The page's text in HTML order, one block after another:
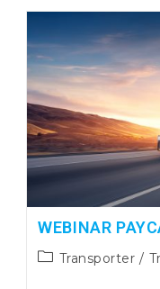
WEBINAR
PostTransporter /